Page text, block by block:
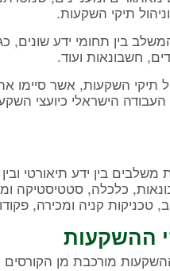
תיקי השקעות.
בין תחומי ידע שונים,
חשבונאות ועוד.
תיקי השקעות, אשר
הישראלי כיועצי
בין ידע תיאורטי
כלכלה, סטטיסטיקה
טכניקות קניה ומכירה,
ההשקעות
ההשקעות מורכבת מן